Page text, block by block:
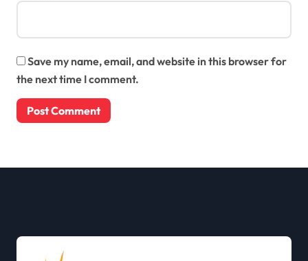
Save my name, email, and website in this browser for
the next time I comment.